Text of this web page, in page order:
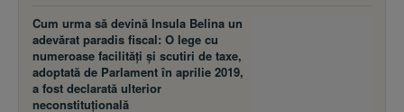
Cum urma să devină Insula Belina un
adevărat paradis fiscal: O lege cu
numeroase facilităţi şi scutiri de taxe,
adoptată de Parlament în aprilie 2019,
a fost declarată ulterior
neconstituţională